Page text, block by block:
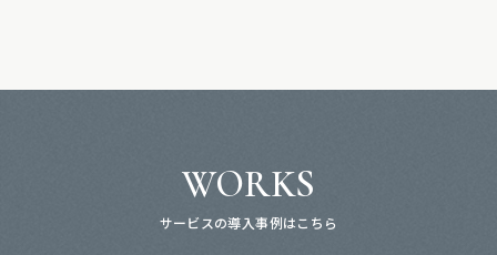
WORKS
サービスの導入事例はこちら